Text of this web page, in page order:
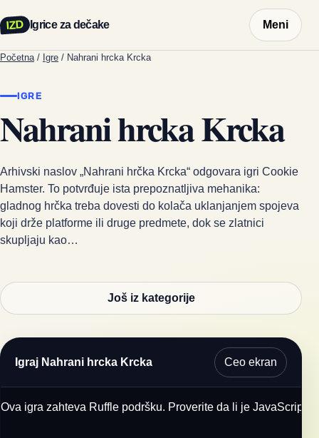
IZD Igrice za dečake Meni
Početna / Igre / Nahrani hrcka Krcka
IGRE
Nahrani hrcka Krcka
Arhivski naslov „Nahrani hrčka Krcka“ odgovara igri Cookie
Hamster. To potvrđuje ista prepoznatljiva mehanika:
gladnog hrčka treba dovesti do kolača uklanjanjem spojeva
koji drže platforme ili druge predmete, dok se zlatnici
skupljaju kao…
Još iz kategorije
Igraj Nahrani hrcka Krcka Ceo ekran
Ova igra zahteva Ruffle podršku. Proverite da li je JavaScript